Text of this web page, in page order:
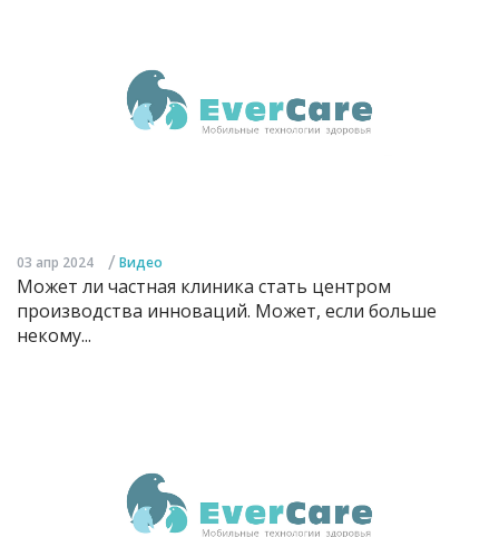
03 апр 2024 / Видео
Может ли частная клиника стать центром
производства инноваций. Может, если больше
некому...